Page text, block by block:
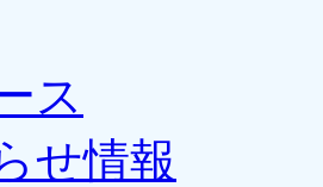
ス
せ情報